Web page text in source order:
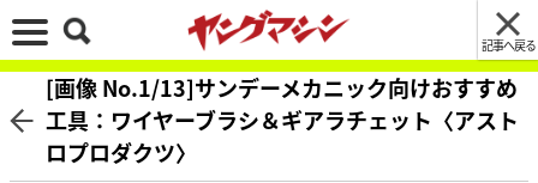
記事へ戻る
[画像 No.1/13]サンデーメカニック向けおすすめ
工具：ワイヤーブラシ＆ギアラチェット〈アスト
ロプロダクツ〉